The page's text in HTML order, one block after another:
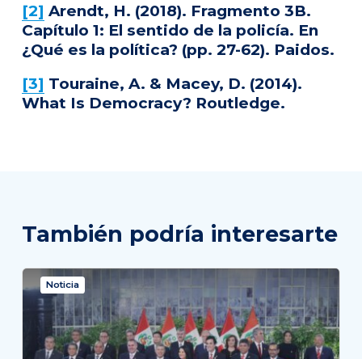
[2] Arendt, H. (2018). Fragmento 3B.
Capítulo 1: El sentido de la policía. En
¿Qué es la política? (pp. 27-62). Paidos.
[3] Touraine, A. & Macey, D. (2014).
What Is Democracy? Routledge.
También podría interesarte
Noticia